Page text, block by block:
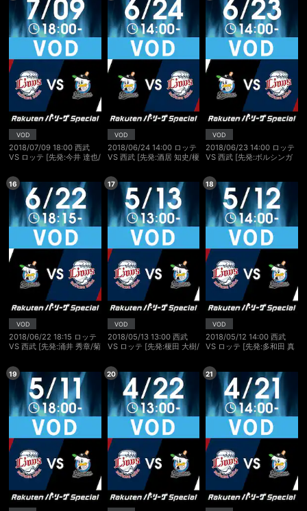
会員設定 会員情報 閉じる
会員情報変更
基本情報、本人連絡先、パスワード 、クレ
ジットカード情報の変更が可能です。
決済方法変更 決済方法の変更が可能です。
購入明細 ４ヵ月分の購入明細の確認が可能です。
Myクーポン
現在獲得済みのお得なクーポンを確認でき
ます。
購入履歴
レンタル、購入、定額見放題の購入履歴の
確認が可能です。こちらから視聴いただく
お気に入り
お気に入りに登録した作品を確認できま
す。お気に入りに追加した作品の削除も可
能です。
閲覧履歴
サイト内の閲覧履歴を確認できます。履歴
の削除も可能です。
視聴年齢制限
サイト内で表示される作品の表示制限が可
能です。5段階の年齢区分から選択できま
す。
VOD
2018/07/09 18:00 西武
VS ロッテ [先発:今井 達也/
VOD
2018/06/24 14:00 ロッテ
VS 西武 [先発:酒居 知史/榎
VOD
2018/06/23 14:00 ロッテ
VS 西武 [先発:ボルシンガ
VOD
16
2018/06/22 18:15 ロッテ
VS 西武 [先発:涌井 秀章/菊
VOD
17
2018/05/13 13:00 西武
VS ロッテ [先発:榎田 大樹/
VOD
18
2018/05/12 14:00 西武
VS ロッテ [先発:多和田 真
19 20 21